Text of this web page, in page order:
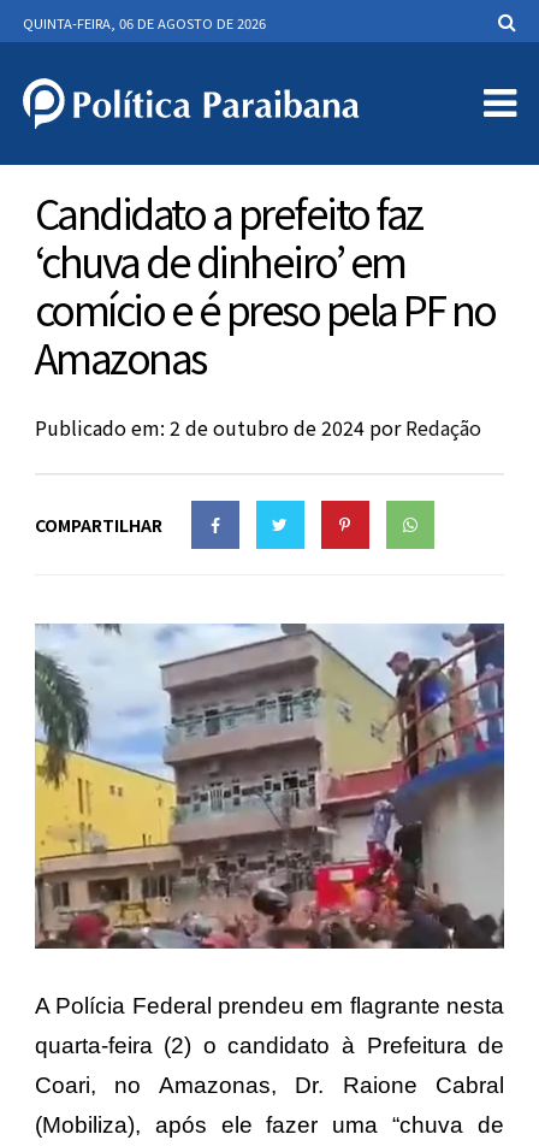
QUINTA-FEIRA, 06 DE AGOSTO DE 2026
Candidato a prefeito faz
‘chuva de dinheiro’ em
comício e é preso pela PF no
Amazonas
Publicado em: 2 de outubro de 2024 porRedação
COMPARTILHAR
A Polícia Federal prendeu em flagrante nesta
quarta-feira (2) o candidato à Prefeitura de
Coari, no Amazonas, Dr. Raione Cabral
(Mobiliza), após ele fazer uma “chuva de